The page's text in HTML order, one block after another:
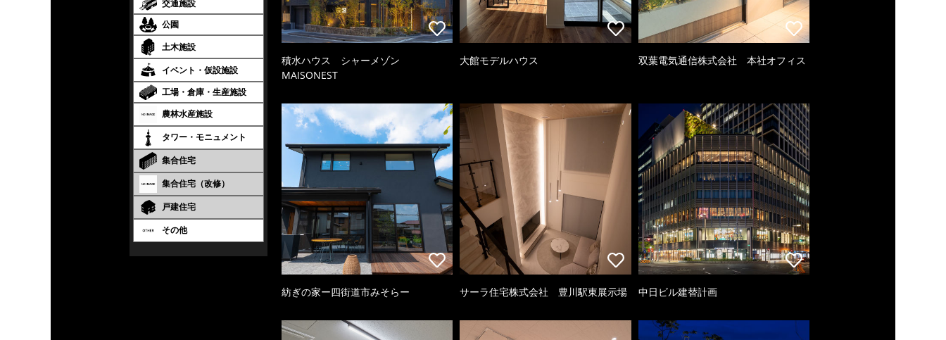
交通施設
公園
土木施設
イベント・仮設施設
工場・倉庫・生産施設
農林水産施設
タワー・モニュメント
集合住宅
集合住宅（改修）
戸建住宅
その他
積水ハウス シャーメゾン
MAISONEST
大館モデルハウス 双葉電気通信株式会社 本社オフィス
紡ぎの家ー四街道市みそらー サーラ住宅株式会社 豊川駅東展示場 中日ビル建替計画